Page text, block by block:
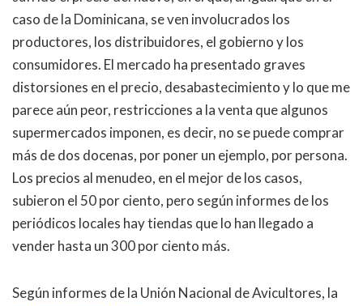
caso de la Dominicana, se ven involucrados los
productores, los distribuidores, el gobierno y los
consumidores. El mercado ha presentado graves
distorsiones en el precio, desabastecimiento y lo que me
parece aún peor, restricciones a la venta que algunos
supermercados imponen, es decir, no se puede comprar
más de dos docenas, por poner un ejemplo, por persona.
Los precios al menudeo, en el mejor de los casos,
subieron el 50 por ciento, pero según informes de los
periódicos locales hay tiendas que lo han llegado a
vender hasta un 300 por ciento más.
Según informes de la Unión Nacional de Avicultores, la